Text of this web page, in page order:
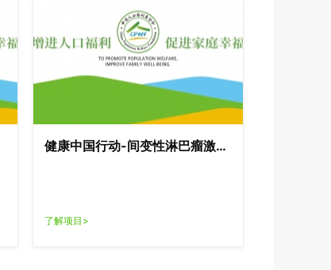
健康中国行动-间变性淋巴瘤激酶
了解项目>